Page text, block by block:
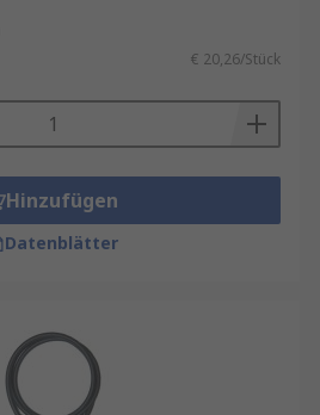
€ 20,26/Stück
Hinzufügen
Datenblätter